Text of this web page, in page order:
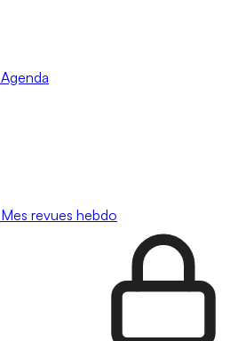
Agenda
Mes revues hebdo